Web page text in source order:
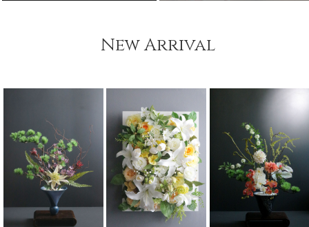
New Arrival